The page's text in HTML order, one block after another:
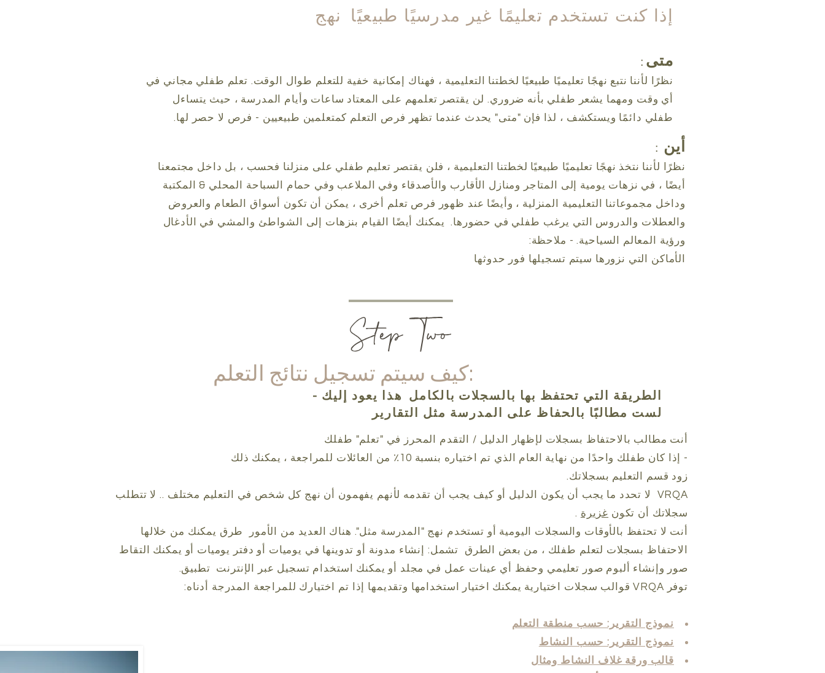
إذا كنت تستخدم تعليمًا غير مدرسيًا طبيعيًا نهج
متى :
نظرًا لأننا نتبع نهجًا تعليميًا طبيعيًا لخطتنا التعليمية ، فهناك إمكانية خفية للتعلم طوال الوقت. تعلم طفلي مجاني في
أي وقت ومهما يشعر طفلي بأنه ضروري. لن يقتصر تعلمهم على المعتاد ساعات وأيام المدرسة ، حيث يتساءل
طفلي دائمًا ويستكشف ، لذا فإن "متى" يحدث عندما تظهر فرص التعلم كمتعلمين طبيعيين - فرص لا حصر لها.
أين
:
نظرًا لأننا نتخذ نهجًا تعليميًا طبيعيًا لخطتنا التعليمية ، فلن يقتصر تعليم طفلي على منزلنا فحسب ، بل داخل مجتمعنا
أيضًا ، في نزهات يومية إلى المتاجر ومنازل الأقارب والأصدقاء وفي الملاعب وفي حمام السباحة المحلي & المكتبة
وداخل مجموعاتنا التعليمية المنزلية ، وأيضًا عند ظهور فرص تعلم أخرى ، يمكن أن تكون أسواق الطعام والعروض
والعطلات والدروس التي يرغب طفلي في حضورها.
يمكنك أيضًا القيام بنزهات إلى الشواطئ والمشي في الأدغال
ورؤية المعالم السياحية. - ملاحظة:
الأماكن التي نزورها سيتم تسجيلها فور حدوثها
كيف سيتم تسجيل نتائج التعلم:
الطريقة التي تحتفظ بها بالسجلات بالكامل
هذا يعود إليك -
لست مطالبًا بالحفاظ على المدرسة مثل التقارير
أنت مطالب بالاحتفاظ بسجلات لإظهار الدليل / التقدم المحرز في "تعلم" طفلك
- إذا كان طفلك واحدًا من نهاية العام الذي تم اختياره بنسبة 10٪ من العائلات للمراجعة ، يمكنك ذلك
زود قسم التعليم بسجلاتك.
VRQA
لا تحدد ما يجب أن يكون الدليل أو كيف يجب أن تقدمه لأنهم يفهمون أن نهج كل شخص في التعليم مختلف .. لا تتطلب
سجلاتك أن تكون غزيرة .
أنت لا تحتفظ بالأوقات والسجلات اليومية أو تستخدم نهج "المدرسة مثل". هناك العديد من الأمور
طرق يمكنك من خلالها
الاحتفاظ بسجلات لتعلم طفلك ، من بعض الطرق
تشمل: إنشاء مدونة أو تدوينها في يوميات أو دفتر يوميات أو يمكنك التقاط
صور وإنشاء ألبوم صور تعليمي وحفظ أي عينات عمل في مجلد أو يمكنك استخدام تسجيل عبر الإنترنت
تطبيق.
توفر VRQA قوالب سجلات اختيارية يمكنك اختيار استخدامها وتقديمها إذا تم اختيارك للمراجعة المدرجة أدناه:
نموذج التقرير: حسب منطقة التعلم
نموذج التقرير: حسب النشاط
قالب ورقة غلاف النشاط ومثال